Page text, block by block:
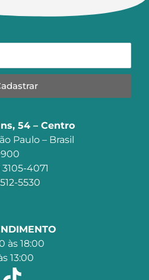
54 – Centro
Paulo – Brasil
3105-4071
5530
às 18:00
13:00